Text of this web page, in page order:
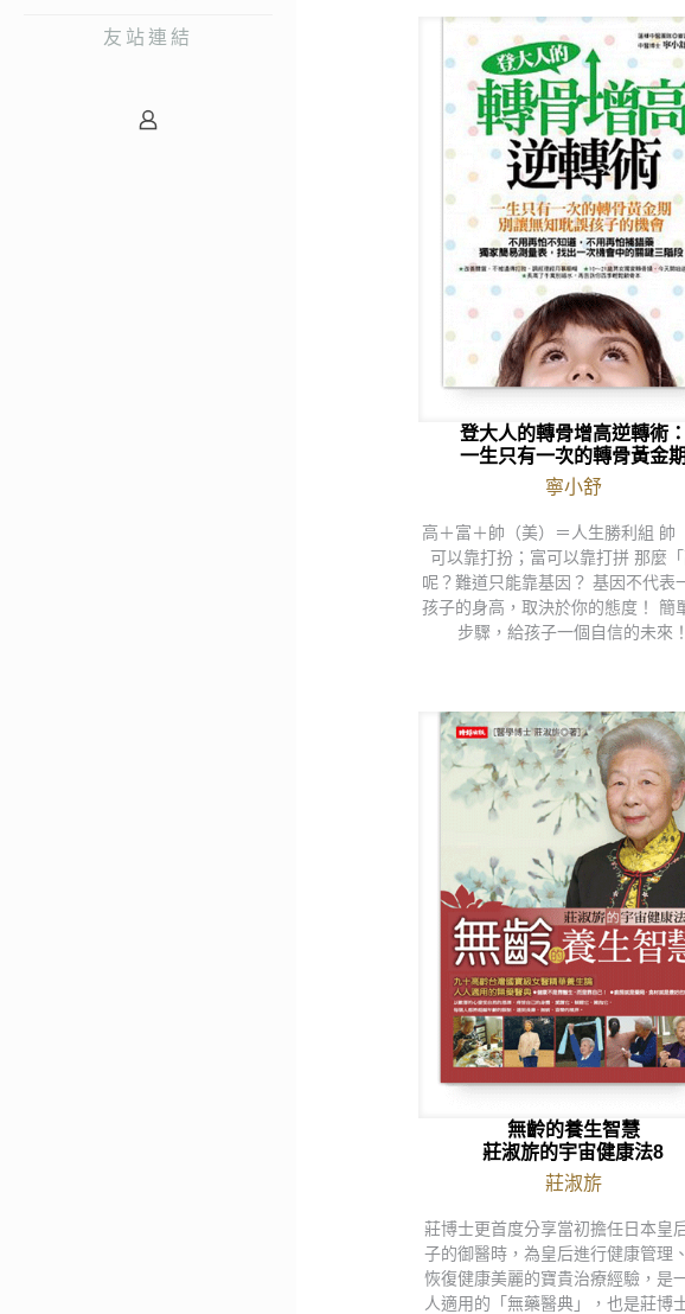
友站連結
登大人的轉骨增高逆轉術：
一生只有一次的轉骨黃金期
寧小舒
高＋富＋帥（美）＝人生勝利組 帥
可以靠打扮；富可以靠打拼 那麼「
呢？難道只能靠基因？ 基因不代表
孩子的身高，取決於你的態度！ 簡
步驟，給孩子一個自信的未來！
無齡的養生智慧
莊淑旂的宇宙健康法8
莊淑旂
莊博士更首度分享當初擔任日本皇
子的御醫時，為皇后進行健康管理
恢復健康美麗的寶貴治療經驗，是
人適用的「無藥醫典」，也是莊博